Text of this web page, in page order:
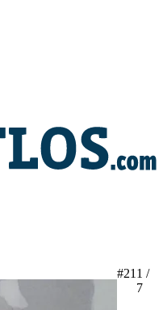
#21 1 /
7